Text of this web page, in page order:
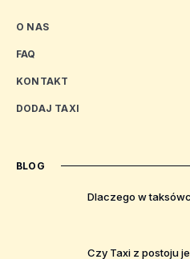
O NAS
FAQ
KONTAKT
DODAJ TAXI
BLOG
Dlaczego w
Czy Taxi z postoju